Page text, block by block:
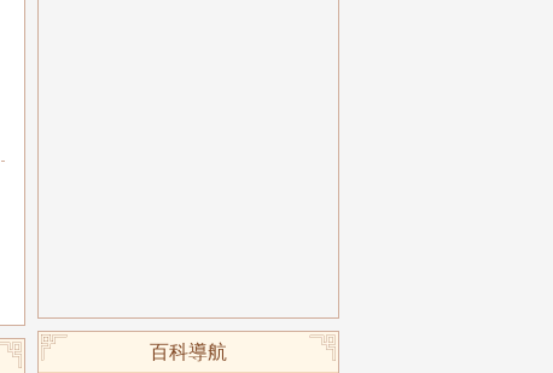
百科導航